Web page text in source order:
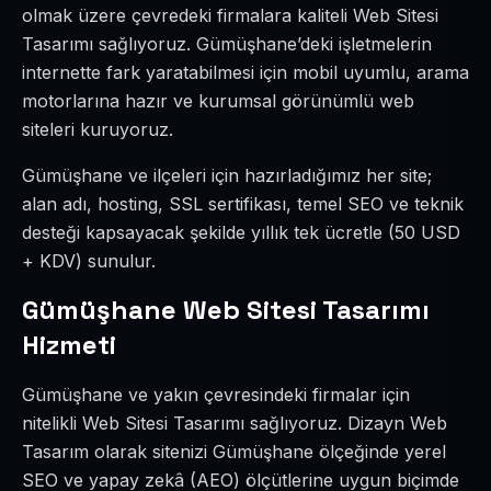
olmak üzere çevredeki firmalara kaliteli Web Sitesi
Tasarımı sağlıyoruz. Gümüşhane’deki işletmelerin
internette fark yaratabilmesi için mobil uyumlu, arama
motorlarına hazır ve kurumsal görünümlü web
siteleri kuruyoruz.
Gümüşhane ve ilçeleri için hazırladığımız her site;
alan adı, hosting, SSL sertifikası, temel SEO ve teknik
desteği kapsayacak şekilde yıllık tek ücretle (50 USD
+ KDV) sunulur.
Gümüşhane Web Sitesi Tasarımı
Hizmeti
Gümüşhane ve yakın çevresindeki firmalar için
nitelikli Web Sitesi Tasarımı sağlıyoruz. Dizayn Web
Tasarım olarak sitenizi Gümüşhane ölçeğinde yerel
SEO ve yapay zekâ (AEO) ölçütlerine uygun biçimde